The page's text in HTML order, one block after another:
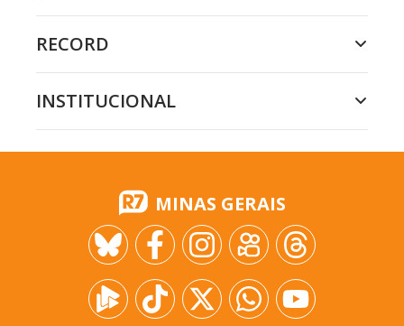
RECORD
INSTITUCIONAL
MINAS GERAIS